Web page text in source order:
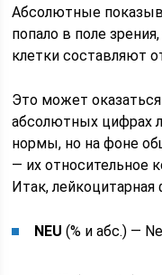
Абсолютные
попало в поле
клетки составляют
Это может
абсолютных цифрах
нормы, но на фоне
— их относительное
Итак, лейкоцитарная
NEU (% и абс.) —